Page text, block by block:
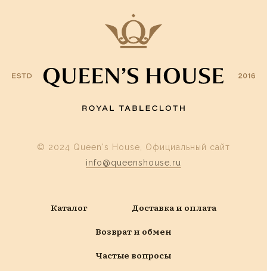
© 2024 Queen's House, Официальный сайт
info@queenshouse.ru
Каталог
Доставка и оплата
Возврат и обмен
Частые вопросы